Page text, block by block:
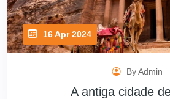
16 Apr 2024
By Admin
A antiga cidade